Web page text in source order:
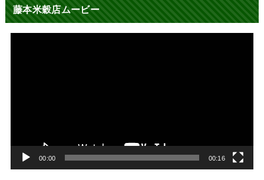
藤本米穀店ムービー
00:00 00:16